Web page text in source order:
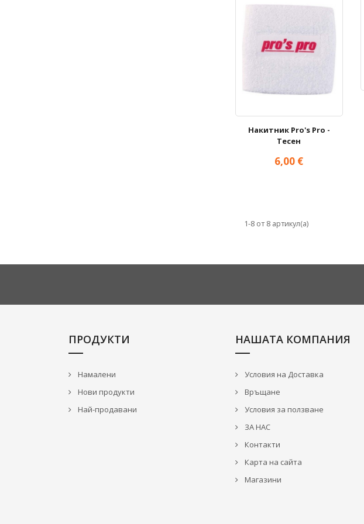
Бърз преглед
Накитник Pro's Pro -
Тесен
Цена
6,00 €
1-8 от 8 артикул(а)
ПРОДУКТИ
Намалени
Нови продукти
Най-продавани
НАШАТА КОМПАНИЯ
Условия на Доставка
Връщане
Условия за ползване
ЗА НАС
Контакти
Карта на сайта
Магазини